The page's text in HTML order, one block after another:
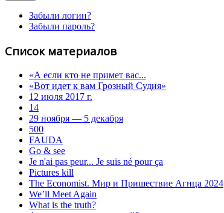
Забыли логин?
Забыли пароль?
Список материалов
«А если кто не примет вас...
«Вот идет к вам Грозный Судия»
12 июля 2017 г.
14
29 ноября — 5 декабря
500
FAUDA
Go & see
Je n'ai pas peur... Je suis né pour ça
Pictures kill
The Economist. Мир и Пришествие Агнца 2024
We’ll Meet Again
What is the truth?